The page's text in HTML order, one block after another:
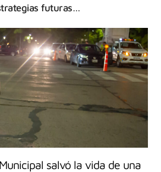
futuras…
salvó la vida de una